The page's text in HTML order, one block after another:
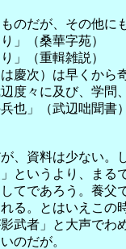
のだが、その他に
」（桑華字苑）
」（重輯雑説）
慶次）は早くから
度々に及び、学問
也」（武辺咄聞書
、資料は少ない。
というより、まる
てであろう。養父
る。とはいえこの
武者」と大声でわ
のだが。